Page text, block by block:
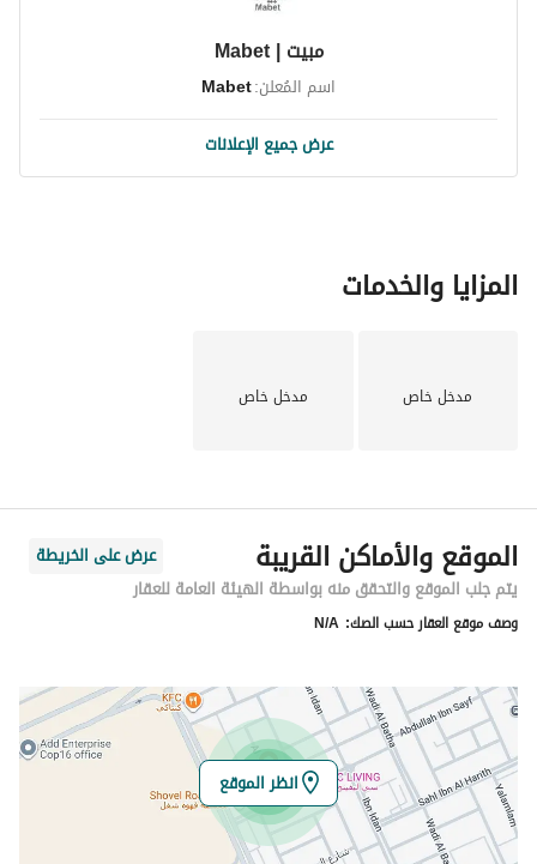
مبيت | Mabet
اسم المُعلن:Mabet
عرض جميع الإعلانات
المزايا والخدمات
مدخل خاص مدخل خاص
الموقع والأماكن القريبة
عرض على الخريطة
يتم جلب الموقع والتحقق منه بواسطة الهيئة العامة للعقار
وصف موقع العقار حسب الصك: N/A
انظر الموقع